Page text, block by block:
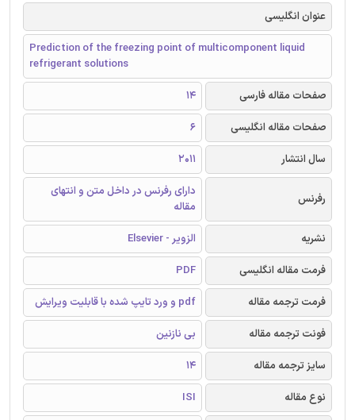
عنوان انگلیسی
Prediction of the freezing point of multicomponent liquid
refrigerant solutions
صفحات مقاله فارسی
14
صفحات مقاله انگلیسی
6
سال انتشار
2011
رفرنس
دارای رفرنس در داخل متن و انتهای
مقاله
نشریه
الزویر - Elsevier
فرمت مقاله انگلیسی
PDF
فرمت ترجمه مقاله
pdf و ورد تایپ شده با قابلیت ویرایش
فونت ترجمه مقاله
بی نازنین
سایز ترجمه مقاله
14
نوع مقاله
ISI